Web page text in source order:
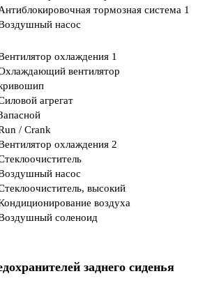
тормозная система 1
насос
охлаждения 1
вентилятор
агрегат
/ Crank
охлаждения 2
насос
высокий
воздуха
соленоид
заднего сиденья